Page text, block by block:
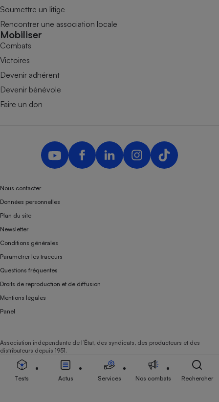
Soumettre un litige
Rencontrer une association locale
Mobiliser
Combats
Victoires
Devenir adhérent
Devenir bénévole
Faire un don
Nous contacter
Données personnelles
Plan du site
Newsletter
Conditions générales
Paramétrer les traceurs
Questions fréquentes
Droits de reproduction et de diffusion
Mentions légales
Panel
Association indépendante de l’État, des syndicats, des producteurs et des
distributeurs depuis 1951.
Tests Actus Services Nos combats Rechercher